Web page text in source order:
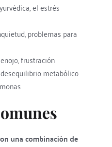
el estrés
problemas para
frustración
metabólico
una combinación de